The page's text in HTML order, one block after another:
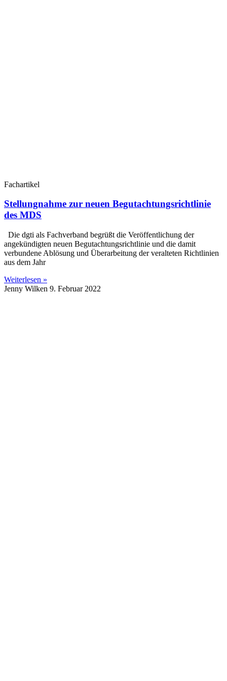
Fachartikel
Stellungnahme zur neuen Begutachtungsrichtlinie
des MDS
Die dgti als Fachverband begrüßt die Veröffentlichung der
angekündigten neuen Begutachtungsrichtlinie und die damit
verbundene Ablösung und Überarbeitung der veralteten Richtlinien
aus dem Jahr
Weiterlesen »
Jenny Wilken 9. Februar 2022